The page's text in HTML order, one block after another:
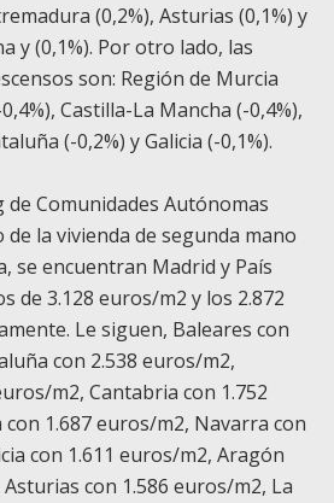
(0,2%), Asturias (0,1%) y
y (0,1%). Por otro lado, las
son: Región de Murcia
Castilla-La Mancha (-0,4%),
(-0,2%) y Galicia (-0,1%).
Comunidades Autónomas
de la vivienda de segunda mano
se encuentran Madrid y País
de 3.128 euros/m2 y los 2.872
Le siguen, Baleares con
con 2.538 euros/m2,
m2, Cantabria con 1.752
con 1.687 euros/m2, Navarra con
con 1.611 euros/m2, Aragón
Asturias con 1.586 euros/m2, La